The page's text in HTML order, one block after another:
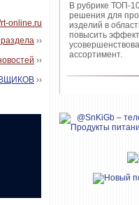
В рубрике ТОП-
решения для
изделий в
повысить
ассортимент.
rt-online.ru
››
››
››